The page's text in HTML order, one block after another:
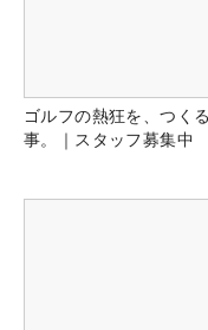
ゴルフの熱狂を、つく
事。｜スタッフ募集中